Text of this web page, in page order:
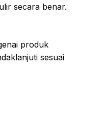
secara benar.
produk
sesuai